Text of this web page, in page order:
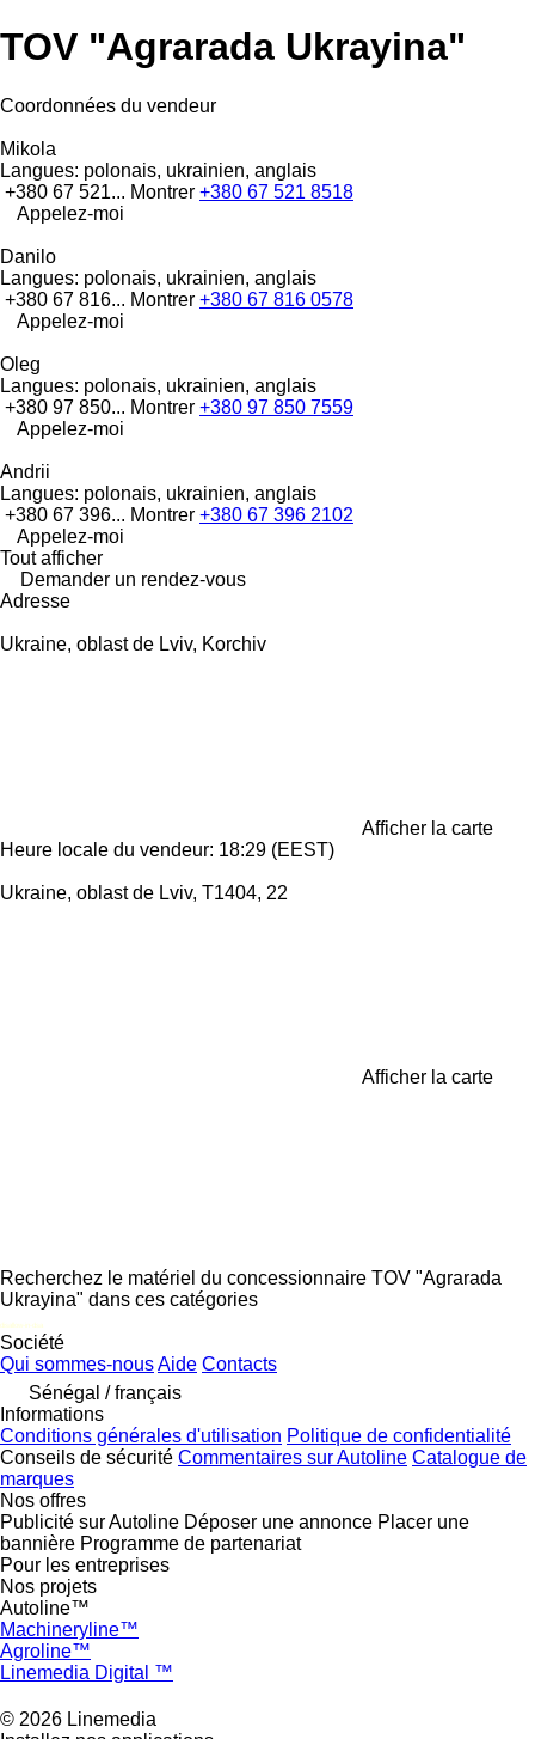
TOV "Agrarada Ukrayina"
Coordonnées du vendeur
Mikola
Langues: polonais, ukrainien, anglais
+380 67 521... Montrer +380 67 521 8518
Appelez-moi
Danilo
Langues: polonais, ukrainien, anglais
+380 67 816... Montrer +380 67 816 0578
Appelez-moi
Oleg
Langues: polonais, ukrainien, anglais
+380 97 850... Montrer +380 97 850 7559
Appelez-moi
Andrii
Langues: polonais, ukrainien, anglais
+380 67 396... Montrer +380 67 396 2102
Appelez-moi
Tout afficher
Demander un rendez-vous
Adresse
Ukraine, oblast de Lviv, Korchiv
Afficher la carte
Heure locale du vendeur: 18:29 (EEST)
Ukraine, oblast de Lviv, T1404, 22
Afficher la carte
Recherchez le matériel du concessionnaire TOV "Agrarada
Ukrayina" dans ces catégories
disallow-in-dsa
Société
Qui sommes-nousAide Contacts
Sénégal / français
Informations
Conditions générales d'utilisation Politique de confidentialité
Conseils de sécurité Commentaires sur Autoline Catalogue de
marques
Nos offres
Publicité sur Autoline Déposer une annonce Placer une
bannière Programme de partenariat
Pour les entreprises
Nos projets
Autoline™
Machineryline™
Agroline™
Linemedia Digital ™
© 2026 Linemedia